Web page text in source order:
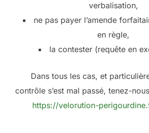
verbalisation,
ne pas payer l’amende
en règle,
la contester (requête en
Dans tous les cas, et
contrôle s’est mal passé, tenez-
https://velorution-